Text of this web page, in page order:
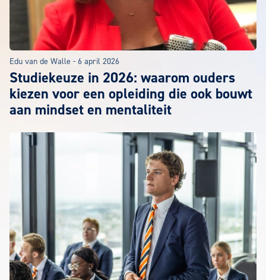
Edu van de Walle - 6 april 2026
Studiekeuze in 2026: waarom ouders
kiezen voor een opleiding die ook bouwt
aan mindset en mentaliteit